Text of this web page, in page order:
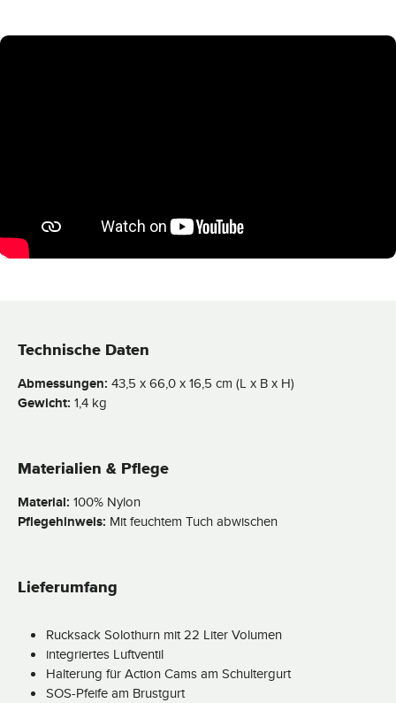
Technische Daten
Abmessungen: 43,5 x 66,0 x 16,5 cm (L x B x H)
Gewicht: 1,4 kg
Materialien & Pflege
Material: 100% Nylon
Pflegehinweis: Mit feuchtem Tuch abwischen
Lieferumfang
Rucksack Solothurn mit 22 Liter Volumen
integriertes Luftventil
Halterung für Action Cams am Schultergurt
SOS-Pfeife am Brustgurt